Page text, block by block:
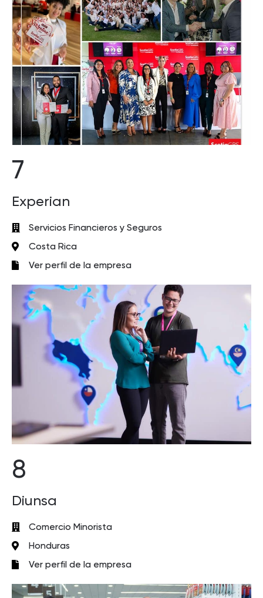
7
Experian
Servicios Financieros y Seguros
Costa Rica
Ver perfil de la empresa
8
Diunsa
Comercio Minorista
Honduras
Ver perfil de la empresa